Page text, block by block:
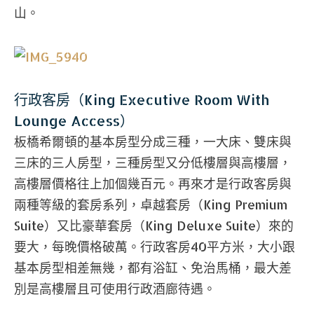
山。
行政客房（King Executive Room With
Lounge Access）
板橋希爾頓的基本房型分成三種，一大床、雙床與
三床的三人房型，三種房型又分低樓層與高樓層，
高樓層價格往上加個幾百元。再來才是行政客房與
兩種等級的套房系列，卓越套房（King Premium
Suite）又比豪華套房（King Deluxe Suite）來的
要大，每晚價格破萬。行政客房40平方米，大小跟
基本房型相差無幾，都有浴缸、免治馬桶，最大差
別是高樓層且可使用行政酒廊待遇。